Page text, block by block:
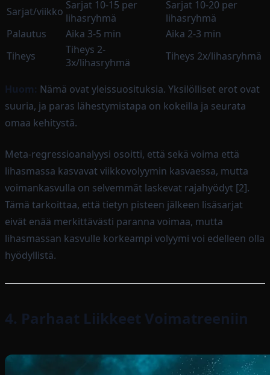
Sarjat/viikko Sarjat 10-15 per
lihasryhmä
Sarjat 10-20 per
lihasryhmä
Palautus
Aika 3-5 min
Aika 2-3 min
Tiheys
Tiheys 2-
3x/lihasryhmä
Tiheys 2x/lihasryhmä
Huom: Nämä ovat yleissuosituksia. Yksilölliset erot ovat
suuria, ja paras lähestymistapa on kokeilla ja seurata
omaa kehitystä.
Meta-regressioanalyysi osoitti, että sekä voima että
lihasmassa kasvavat viikkovolyymin kasvaessa, mutta
voimankasvulla on selvemmät laskevat rajahyödyt [2].
Tämä tarkoittaa, että tietyn pisteen jälkeen lisäsarjat
eivät enää merkittävästi paranna voimaa, mutta
lihasmassan kasvulle korkeampi volyymi voi edelleen olla
hyödyllistä.
4. Parhaat Liikkeet Voimatreeniin